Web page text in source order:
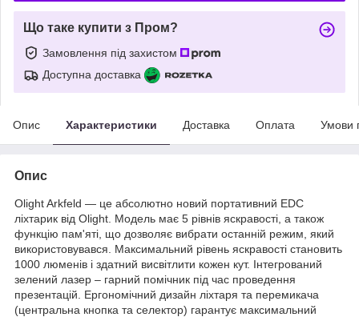
Що таке купити з Пром?
Замовлення під захистом
Доступна доставка
Опис Характеристики Доставка Оплата Умови
Опис
Olight Arkfeld — це абсолютно новий портативний EDC
ліхтарик від Olight. Модель має 5 рівнів яскравості, а також
функцію пам'яті, що дозволяє вибрати останній режим, який
використовувався. Максимальний рівень яскравості становить
1000 люменів і здатний висвітлити кожен кут. Інтегрований
зелений лазер – гарний помічник під час проведення
презентацій. Ергономічний дизайн ліхтаря та перемикача
(центральна кнопка та селектор) гарантує максимальний